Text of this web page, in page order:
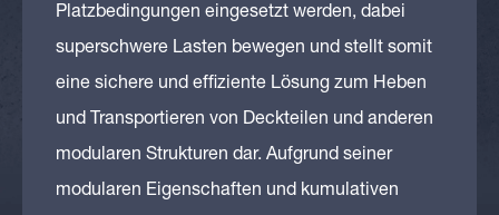
Platzbedingungen eingesetzt werden, dabei
superschwere Lasten bewegen und stellt somit
eine sichere und effiziente Lösung zum Heben
und Transportieren von Deckteilen und anderen
modularen Strukturen dar. Aufgrund seiner
modularen Eigenschaften und kumulativen